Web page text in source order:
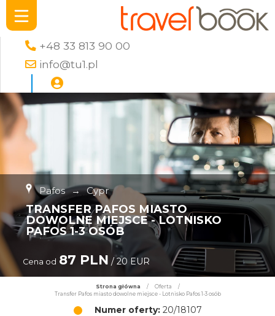
+48 33 813 90 00
info@tu1.pl
Pafos → Cypr
TRANSFER PAFOS MIASTO
DOWOLNE MIEJSCE - LOTNISKO
PAFOS 1-3 OSÓB
Cena od 87 PLN / 20 EUR
Strona główna / Oferta
/
Transfer Pafos miasto dowolne miejsce - Lotnisko Pafos 1-3 osób
Numer oferty:20/18107